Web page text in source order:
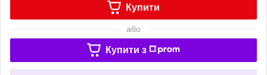
Купити
або
Купити з